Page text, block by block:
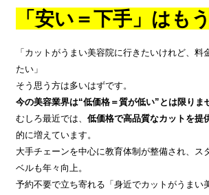
「安い＝下手」はも
「カットがうまい美容院に行きたいけれど、料
たい」
そう思う方は多いはずです。
今の美容業界は“低価格＝質が低い”とは限りま
むしろ最近では、低価格で高品質なカットを提
的に増えています。
大手チェーンを中心に教育体制が整備され、ス
ベルも年々向上。
予約不要で立ち寄れる「身近でカットがうまい